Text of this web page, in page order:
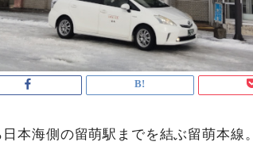
本海側の留萌駅までを結ぶ留萌本線。